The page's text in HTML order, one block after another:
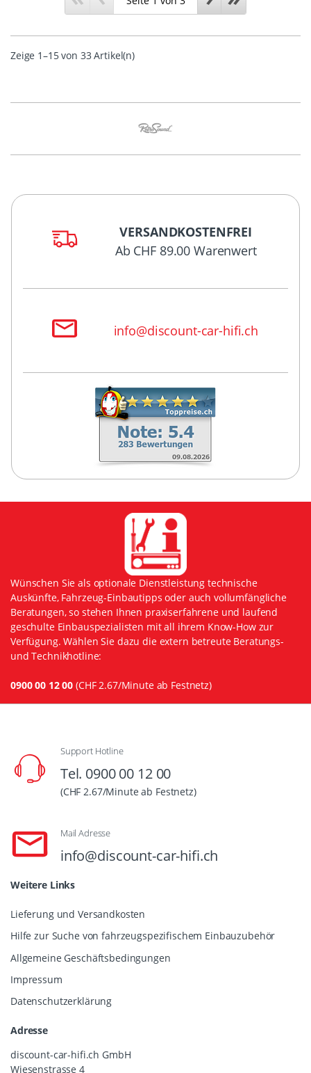
Zeige 1–15 von 33 Artikel(n)
VERSANDKOSTENFREI
Ab CHF 89.00 Warenwert
info@discount-car-hifi.ch
Wünschen Sie als optionale Dienstleistung technische
Auskünfte, Fahrzeug-Einbautipps oder auch vollumfängliche
Beratungen, so stehen Ihnen praxiserfahrene und laufend
geschulte Einbauspezialisten mit all ihrem Know-How zur
Verfügung. Wählen Sie dazu die extern betreute Beratungs-
und Technikhotline:
0900 00 12 00 (CHF 2.67/Minute ab Festnetz)
Support Hotline
Tel. 0900 00 12 00
(CHF 2.67/Minute ab Festnetz)
Mail Adresse
info@discount-car-hifi.ch
Weitere Links
Lieferung und Versandkosten
Hilfe zur Suche von fahrzeugspezifischem Einbauzubehör
Allgemeine Geschäftsbedingungen
Impressum
Datenschutzerklärung
Adresse
discount-car-hifi.ch GmbH
Wiesenstrasse 4